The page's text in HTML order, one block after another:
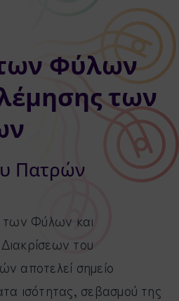
Φορείς
Ερωτήσεις
Φύλων
των
Πατρών
των Φύλων και
του
αποτελεί σημείο
ισότητας, σεβασμού της